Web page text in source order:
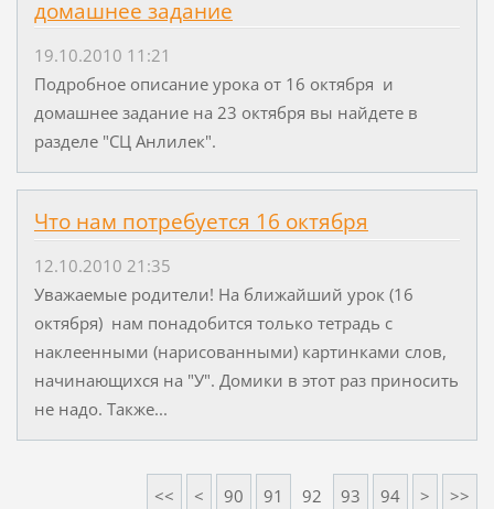
домашнее задание
19.10.2010 11:21
Подробное описание урока от 16 октября и
домашнее задание на 23 октября вы найдете в
разделе "СЦ Анлилек".
Что нам потребуется 16 октября
12.10.2010 21:35
Уважаемые родители! На ближайший урок (16
октября) нам понадобится только тетрадь с
наклеенными (нарисованными) картинками слов,
начинающихся на "У". Домики в этот раз приносить
не надо. Также...
<< < 90 91 92 93 94 > >>